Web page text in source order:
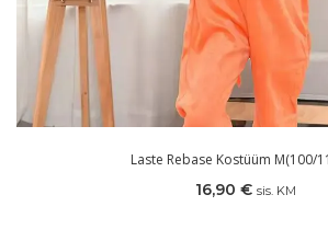
Laste Rebase Kostüüm M(100/
16,90 € sis. KM